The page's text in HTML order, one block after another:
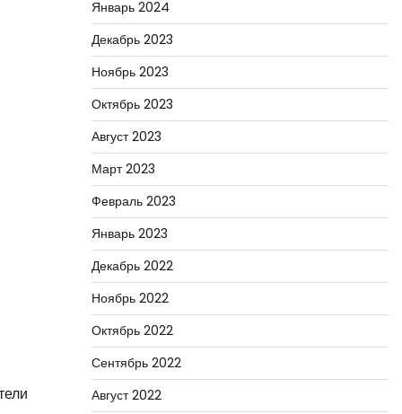
Январь 2024
Декабрь 2023
Ноябрь 2023
Октябрь 2023
Август 2023
Март 2023
Февраль 2023
Январь 2023
Декабрь 2022
Ноябрь 2022
Октябрь 2022
Сентябрь 2022
Август 2022